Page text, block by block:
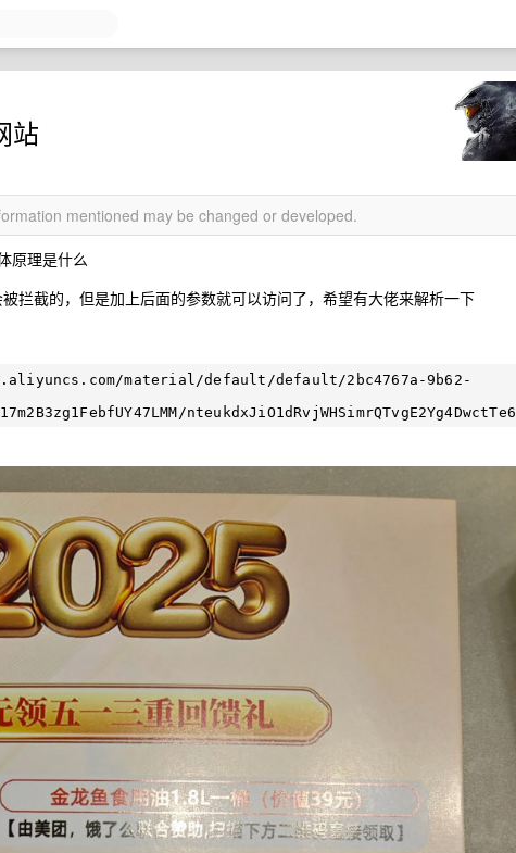
站
mentioned may be changed or developed.
原理是什么
拦截的，但是加上后面的参数就可以访问了，希望有大佬来解析一下
material/default/default/2bc4767a-9b62-